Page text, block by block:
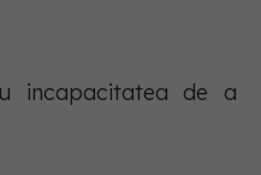
incapacitatea de a